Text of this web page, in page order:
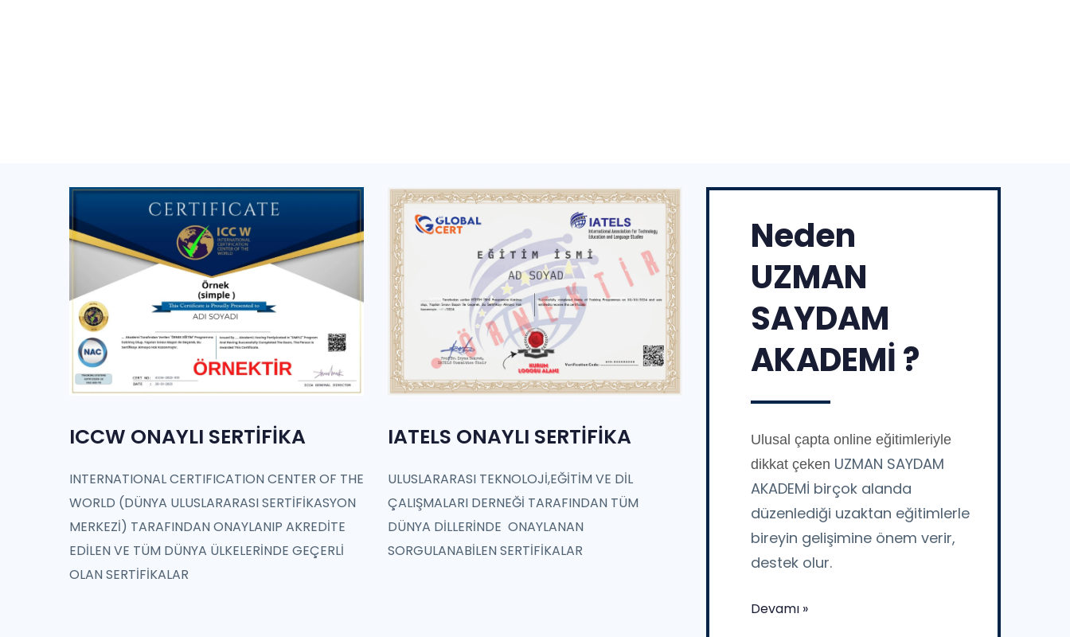
ICCW ONAYLI SERTİFİKA
INTERNATIONAL CERTIFICATION CENTER OF THE
WORLD (DÜNYA ULUSLARARASI SERTİFİKASYON
MERKEZİ) TARAFINDAN ONAYLANIP AKREDİTE
EDİLEN VE TÜM DÜNYA ÜLKELERİNDE GEÇERLİ
OLAN SERTİFİKALAR
IATELS ONAYLI SERTİFİKA
ULUSLARARASI TEKNOLOJİ,EĞİTİM VE DİL
ÇALIŞMALARI DERNEĞİ TARAFINDAN TÜM
DÜNYA DİLLERİNDE ONAYLANAN
SORGULANABİLEN SERTİFİKALAR
Neden
UZMAN
SAYDAM
AKADEMİ ?
Ulusal çapta online eğitimleriyle
dikkat çeken UZMAN SAYDAM
AKADEMİ birçok alanda
düzenlediği uzaktan eğitimlerle
bireyin gelişimine önem verir,
destek olur.
Devamı »